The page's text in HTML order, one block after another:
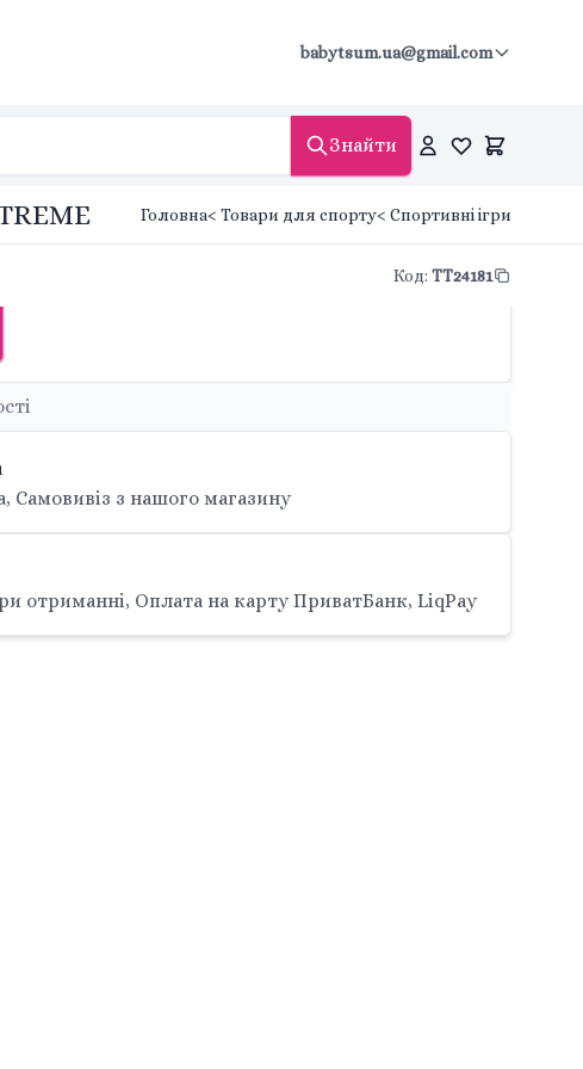
babytsum.ua@gmail.com
Знайти
Головна< Товари для спорту< Спортивні ігри
Код: TT24181
Самовивіз з нашого магазину
отриманні, Оплата на карту ПриватБанк, LiqPay